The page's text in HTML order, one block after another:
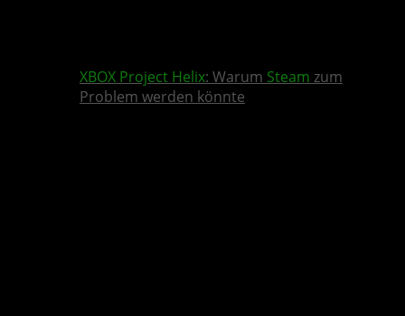
XBOX Project Helix: Warum Steam zum
Problem werden könnte